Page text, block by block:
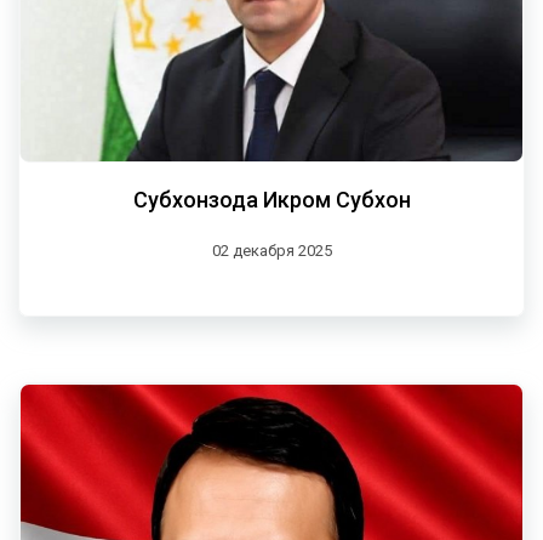
Субхонзода Икром Субхон
02 декабря 2025